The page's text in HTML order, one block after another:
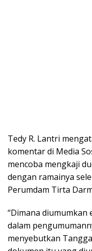
Tedy R. Lantri
komentar di Media
mencoba mengkaji
dengan ramainya
Perumdam Tirta
“Dimana
dalam
menyebutkan